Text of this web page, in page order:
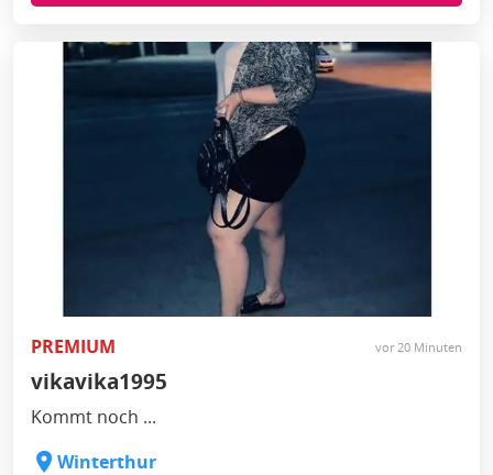
PREMIUM vor 20 Minuten
vikavika1995
Kommt noch ...
Winterthur